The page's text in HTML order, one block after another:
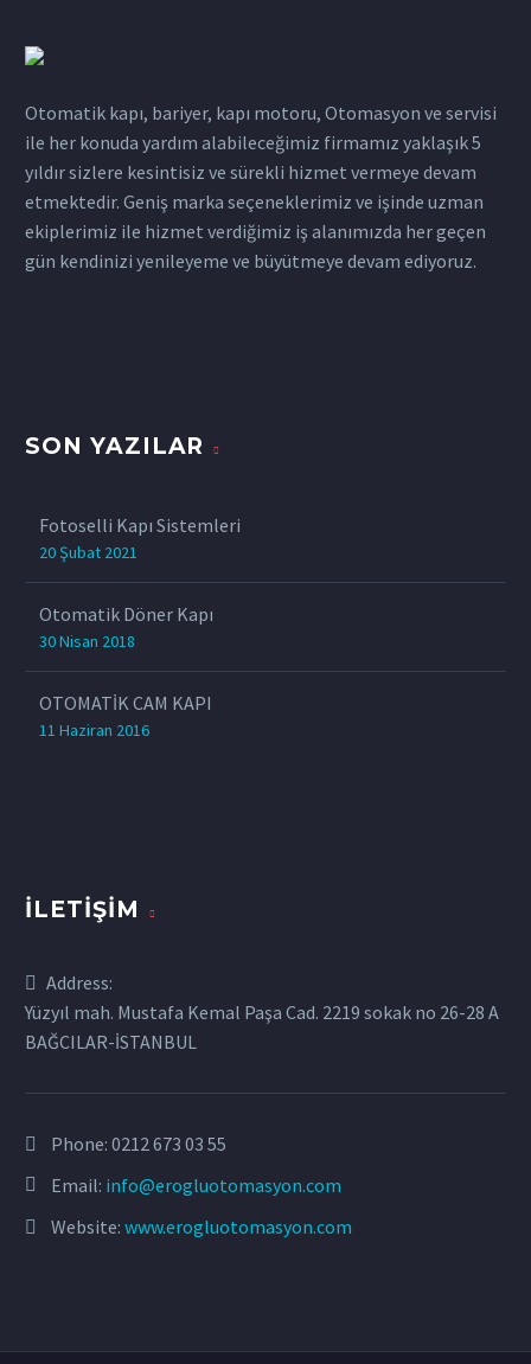
Otomatik kapı, bariyer, kapı motoru, Otomasyon ve servisi
ile her konuda yardım alabileceğimiz firmamız yaklaşık 5
yıldır sizlere kesintisiz ve sürekli hizmet vermeye devam
etmektedir. Geniş marka seçeneklerimiz ve işinde uzman
ekiplerimiz ile hizmet verdiğimiz iş alanımızda her geçen
gün kendinizi yenileyeme ve büyütmeye devam ediyoruz.
SON YAZILAR
Fotoselli Kapı Sistemleri
20 Şubat 2021
Otomatik Döner Kapı
30 Nisan 2018
OTOMATİK CAM KAPI
11 Haziran 2016
İLETIŞIM
Address:
Yüzyıl mah. Mustafa Kemal Paşa Cad. 2219 sokak no 26-28 A
BAĞCILAR-İSTANBUL
Phone: 0212 673 03 55
Email: info@erogluotomasyon.com
Website: www.erogluotomasyon.com